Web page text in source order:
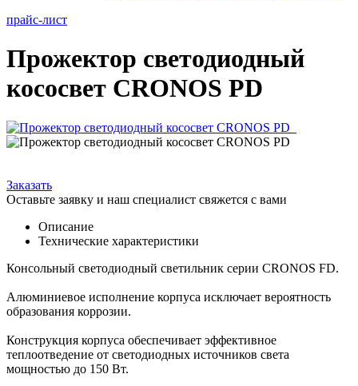
прайс-лист
Прожектор светодиодный
кососвет CRONOS PD
Заказать
Оставьте заявку и наш специалист свяжется с вами
Описание
Технические характеристики
Консольный светодиодный светильник серии CRONOS FD.
Алюминиевое исполнение корпуса исключает вероятность
образования коррозии.
Конструкция корпуса обеспечивает эффективное
теплоотведение от светодиодных источников света
мощностью до 150 Вт.